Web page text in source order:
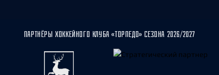
ПАРТНЁРЫ ХОККЕЙНОГО КЛУБА «ТОРПЕДО» СЕЗОНА 2026/2027